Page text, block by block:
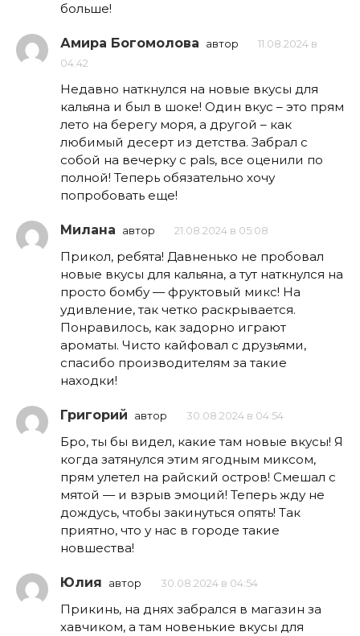
больше!
Амира Богомолова автор
11.08.2024 в
04:42
Недавно наткнулся на новые вкусы для
кальяна и был в шоке! Один вкус – это прям
лето на берегу моря, а другой – как
любимый десерт из детства. Забрал с
собой на вечерку с pals, все оценили по
полной! Теперь обязательно хочу
попробовать еще!
Милана автор 21.08.2024 в 05:08
Прикол, ребята! Давненько не пробовал
новые вкусы для кальяна, а тут наткнулся на
просто бомбу — фруктовый микс! На
удивление, так четко раскрывается.
Понравилось, как задорно играют
ароматы. Чисто кайфовал с друзьями,
спасибо производителям за такие
находки!
Григорий автор 30.08.2024 в 04:54
Бро, ты бы видел, какие там новые вкусы! Я
когда затянулся этим ягодным миксом,
прям улетел на райский остров! Смешал с
мятой — и взрыв эмоций! Теперь жду не
дождусь, чтобы закинуться опять! Так
приятно, что у нас в городе такие
новшества!
Юлия автор 30.08.2024 в 04:54
Прикинь, на днях забрался в магазин за
хавчиком, а там новенькие вкусы для